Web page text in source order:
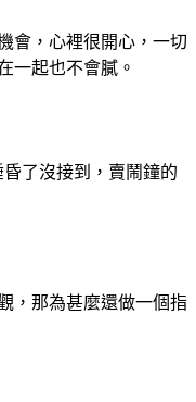
會，心裡很開心，一切
一起也不會膩。
了沒接到，賣鬧鐘的
，那為甚麼還做一個指